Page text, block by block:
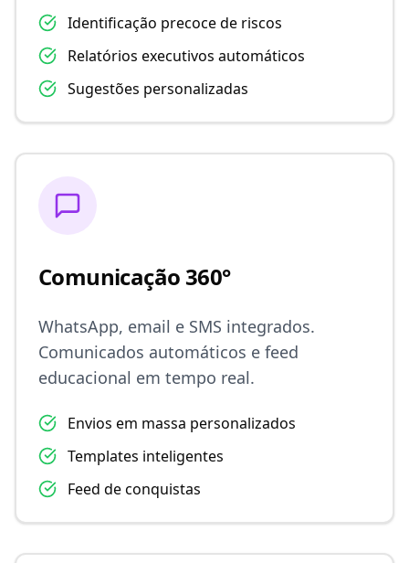
Identificação precoce de riscos
Relatórios executivos automáticos
Sugestões personalizadas
Comunicação 360°
WhatsApp, email e SMS integrados.
Comunicados automáticos e feed
educacional em tempo real.
Envios em massa personalizados
Templates inteligentes
Feed de conquistas